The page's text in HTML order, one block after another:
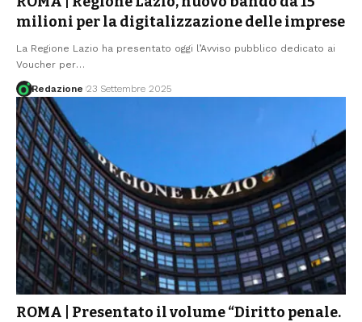
milioni per la digitalizzazione delle imprese
La Regione Lazio ha presentato oggi l’Avviso pubblico dedicato ai
Voucher per…
Redazione 23 Settembre 2025
ROMA | Presentato il volume “Diritto penale.